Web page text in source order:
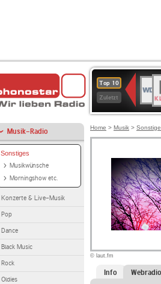
Top 10
Zuletzt
4
Musik-Radio
Sonstiges
Musikwünsche
Morningshow etc.
Konzerte & Live-Musik
Pop
Dance
Black Music
Rock
Oldies
Home > Musik >
© laut.fm
Info Webradio